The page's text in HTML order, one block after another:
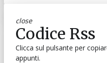
close
Codice Rss
Clicca sul pulsante per
appunti.